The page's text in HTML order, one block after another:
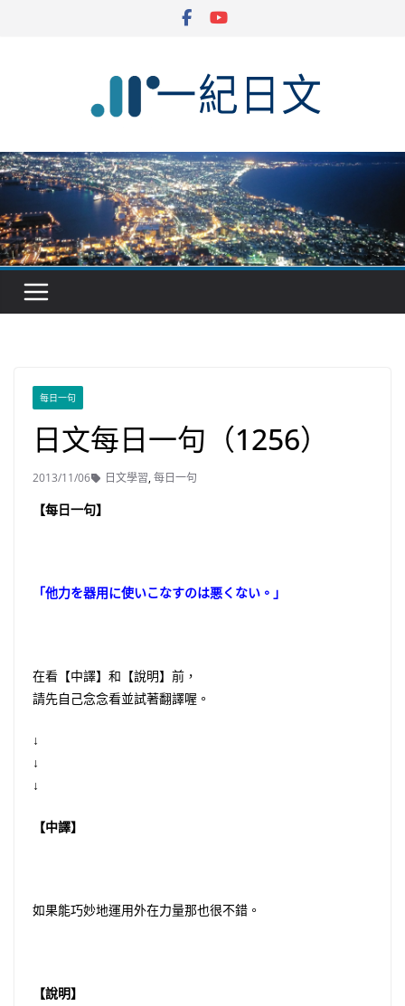
每日一句
日文每日一句（1256）
2013/11/06 日文學習,每日一句
【每日一句】
「他力を器用に使いこなすのは悪くない。」
在看【中譯】和【說明】前，
請先自己念念看並試著翻譯喔。
↓
↓
↓
【中譯】
如果能巧妙地運用外在力量那也很不錯。
【說明】